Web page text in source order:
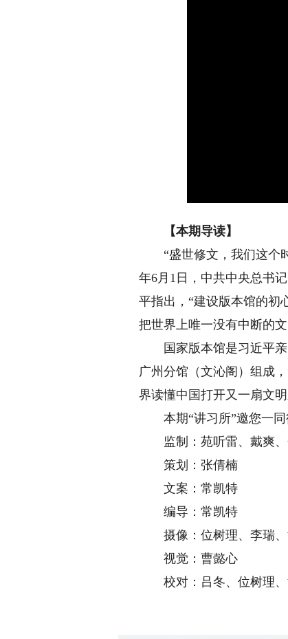
【本期导读】
“盛世修文，我们这个时
年6月1日，中共中央总书
平指出，“建设版本馆的初
把世界上唯一没有中断的
国家版本馆是习近平亲
广州分馆（文沁阁）组成
界读懂中国打开又一扇文明
本期“讲习所”邀您一同
监制：苑听雷、戴爽、
策划：张倩楠
文案：常凯特
编导：常凯特
摄像：位树理、李瑞、
视觉：曹懿心
校对：吕冬、位树理、